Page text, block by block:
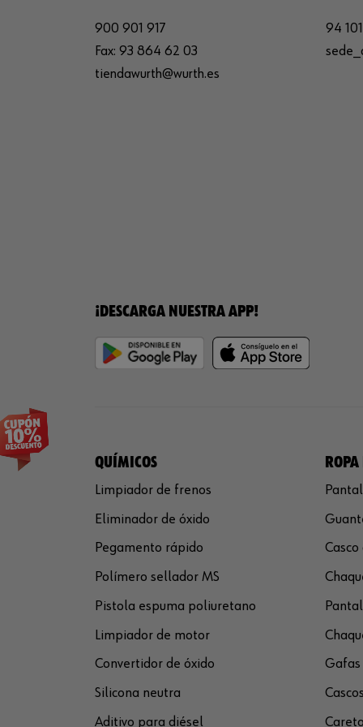
900 901 917
Fax: 93 864 62 03
tiendawurth@wurth.es
94
¡DESCARGA NUESTRA APP!
QUÍMICOS
Limpiador de frenos
Eliminador de óxido
Pegamento rápido
Polímero sellador MS
Pistola espuma poliuretano
Limpiador de motor
Convertidor de óxido
Silicona neutra
Aditivo para diésel